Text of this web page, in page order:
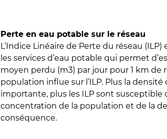
Perte en eau potable sur le réseau
L’Indice Linéaire de Perte du réseau
les services d’eau potable qui permet
moyen perdu (m3) par jour pour 1 km de
population influe sur l’ILP. Plus la
importante, plus les ILP sont susceptible
concentration de la population et de la
conséquence.